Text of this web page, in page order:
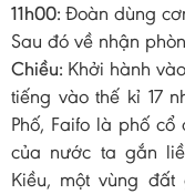
11h00: Đoàn dùng
Sau đó về nhận
Chiều: Khởi hành vào
tiếng vào thế kỉ 17
Phố, Faifo là phố
của nước ta gắn
Kiều, một vùng